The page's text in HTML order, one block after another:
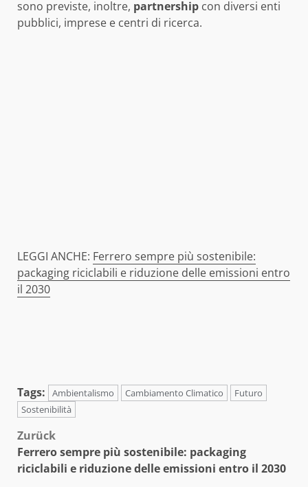
sono previste, inoltre, partnership con diversi enti
pubblici, imprese e centri di ricerca.
LEGGI ANCHE: Ferrero sempre più sostenibile:
packaging riciclabili e riduzione delle emissioni entro
il 2030
Tags: Ambientalismo Cambiamento Climatico
Futuro
Sostenibilità
Beitragsnavigation
Zurück
Ferrero sempre più sostenibile: packaging
riciclabili e riduzione delle emissioni entro il 2030